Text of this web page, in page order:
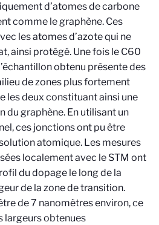
d’atomes de carbone
comme le graphène. Ces
les atomes d’azote qui ne
ainsi protégé. Une fois le C60
obtenu présente des
de zones plus fortement
les deux constituant ainsi une
du graphène. En utilisant un
ces jonctions ont pu être
atomique. Les mesures
localement avec le STM ont
du dopage le long de la
de la zone de transition.
de 7 nanomètres environ, ce
largeurs obtenues